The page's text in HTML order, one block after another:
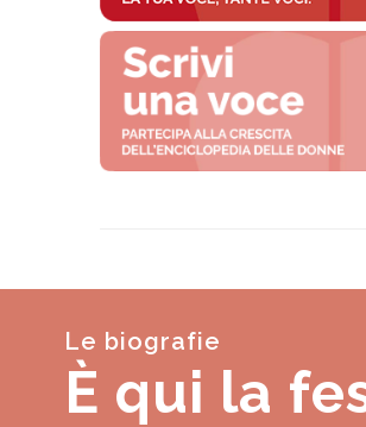
Le biografie
È qui la